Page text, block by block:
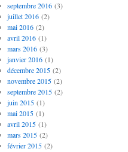
septembre 2016(3)
juillet 2016(2)
mai 2016(2)
avril 2016(1)
mars 2016(3)
janvier 2016(1)
décembre 2015(2)
novembre 2015(2)
septembre 2015(2)
juin 2015(1)
mai 2015(1)
avril 2015(1)
mars 2015(2)
février 2015(2)